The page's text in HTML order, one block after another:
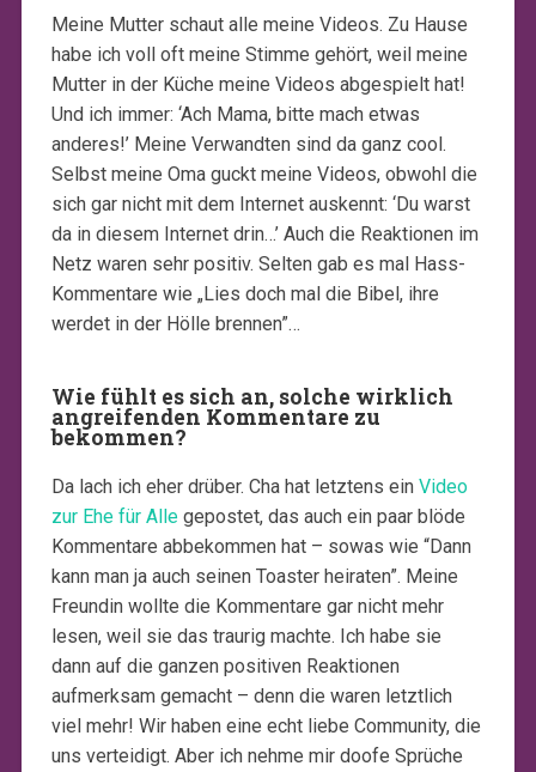
Meine Mutter schaut alle meine Videos. Zu Hause
habe ich voll oft meine Stimme gehört, weil meine
Mutter in der Küche meine Videos abgespielt hat!
Und ich immer: ‘Ach Mama, bitte mach etwas
anderes!’ Meine Verwandten sind da ganz cool.
Selbst meine Oma guckt meine Videos, obwohl die
sich gar nicht mit dem Internet auskennt: ‘Du warst
da in diesem Internet drin…’ Auch die Reaktionen im
Netz waren sehr positiv. Selten gab es mal Hass-
Kommentare wie „Lies doch mal die Bibel, ihre
werdet in der Hölle brennen”…
Wie fühlt es sich an, solche wirklich
angreifenden Kommentare zu
bekommen?
Da lach ich eher drüber. Cha hat letztens ein Video
zur Ehe für Allegepostet, das auch ein paar blöde
Kommentare abbekommen hat – sowas wie “Dann
kann man ja auch seinen Toaster heiraten”. Meine
Freundin wollte die Kommentare gar nicht mehr
lesen, weil sie das traurig machte. Ich habe sie
dann auf die ganzen positiven Reaktionen
aufmerksam gemacht – denn die waren letztlich
viel mehr! Wir haben eine echt liebe Community, die
uns verteidigt. Aber ich nehme mir doofe Sprüche